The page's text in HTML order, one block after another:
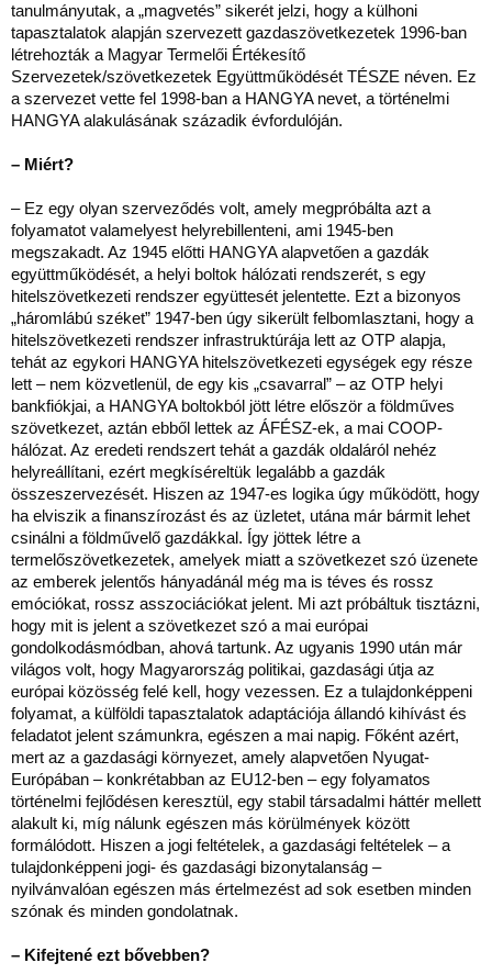
tanulmányutak, a „magvetés” sikerét jelzi, hogy a külhoni
tapasztalatok alapján szervezett gazdaszövetkezetek 1996-ban
létrehozták a Magyar Termelői Értékesítő
Szervezetek/szövetkezetek Együttműködését TÉSZE néven. Ez
a szervezet vette fel 1998-ban a HANGYA nevet, a történelmi
HANGYA alakulásának századik évfordulóján.
– Miért?
– Ez egy olyan szerveződés volt, amely megpróbálta azt a
folyamatot valamelyest helyrebillenteni, ami 1945-ben
megszakadt. Az 1945 előtti HANGYA alapvetően a gazdák
együttműködését, a helyi boltok hálózati rendszerét, s egy
hitelszövetkezeti rendszer együttesét jelentette. Ezt a bizonyos
„háromlábú széket” 1947-ben úgy sikerült felbomlasztani, hogy a
hitelszövetkezeti rendszer infrastruktúrája lett az OTP alapja,
tehát az egykori HANGYA hitelszövetkezeti egységek egy része
lett – nem közvetlenül, de egy kis „csavarral” – az OTP helyi
bankfiókjai, a HANGYA boltokból jött létre először a földműves
szövetkezet, aztán ebből lettek az ÁFÉSZ-ek, a mai COOP-
hálózat. Az eredeti rendszert tehát a gazdák oldaláról nehéz
helyreállítani, ezért megkíséreltük legalább a gazdák
összeszervezését. Hiszen az 1947-es logika úgy működött, hogy
ha elviszik a finanszírozást és az üzletet, utána már bármit lehet
csinálni a földművelő gazdákkal. Így jöttek létre a
termelőszövetkezetek, amelyek miatt a szövetkezet szó üzenete
az emberek jelentős hányadánál még ma is téves és rossz
emóciókat, rossz asszociációkat jelent. Mi azt próbáltuk tisztázni,
hogy mit is jelent a szövetkezet szó a mai európai
gondolkodásmódban, ahová tartunk. Az ugyanis 1990 után már
világos volt, hogy Magyarország politikai, gazdasági útja az
európai közösség felé kell, hogy vezessen. Ez a tulajdonképpeni
folyamat, a külföldi tapasztalatok adaptációja állandó kihívást és
feladatot jelent számunkra, egészen a mai napig. Főként azért,
mert az a gazdasági környezet, amely alapvetően Nyugat-
Európában – konkrétabban az EU12-ben – egy folyamatos
történelmi fejlődésen keresztül, egy stabil társadalmi háttér mellett
alakult ki, míg nálunk egészen más körülmények között
formálódott. Hiszen a jogi feltételek, a gazdasági feltételek – a
tulajdonképpeni jogi- és gazdasági bizonytalanság –
nyilvánvalóan egészen más értelmezést ad sok esetben minden
szónak és minden gondolatnak.
– Kifejtené ezt bővebben?